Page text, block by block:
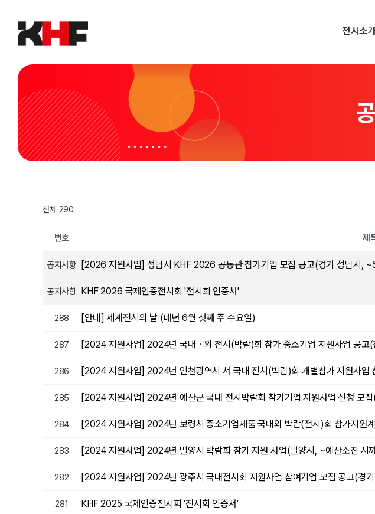
content
전시소
전체 290
번호 제
공지사항 [2026 지원사업] 성남시 KHF 2026 공동관 참가기업 모집 공고(경기 성남시,
공지사항 KHF 2026 국제인증전시회 '전시회 인증서'
288 [안내] 세계전시의 날 (매년 6월 첫째 주 수요일)
287 [2024 지원사업] 2024년 국내ㆍ외 전시(박람)회 참가 중소기업 지원사업 공고(
286 [2024 지원사업] 2024년 인천광역시 서 국내 전시(박람)회 개별참가 지원사업
285 [2024 지원사업] 2024년 예산군 국내 전시박람회 참가기업 지원사업 신청 모
284 [2024 지원사업] 2024년 보령시 중소기업제품 국내외 박람(전시)회 참가지원
283 [2024 지원사업] 2024년 밀양시 박람회 참가 지원 사업(밀양시, ~예산소진 시
282 [2024 지원사업] 2024년 광주시 국내전시회 지원사업 참여기업 모집 공고(경
281 KHF 2025 국제인증전시회 '전시회 인증서'